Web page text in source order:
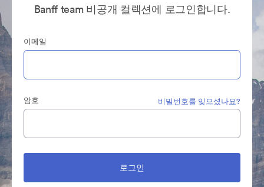
Banff team 비공개 컬렉션에 로그인합니다.
이메일
암호 비밀번호를 잊으셨나요?